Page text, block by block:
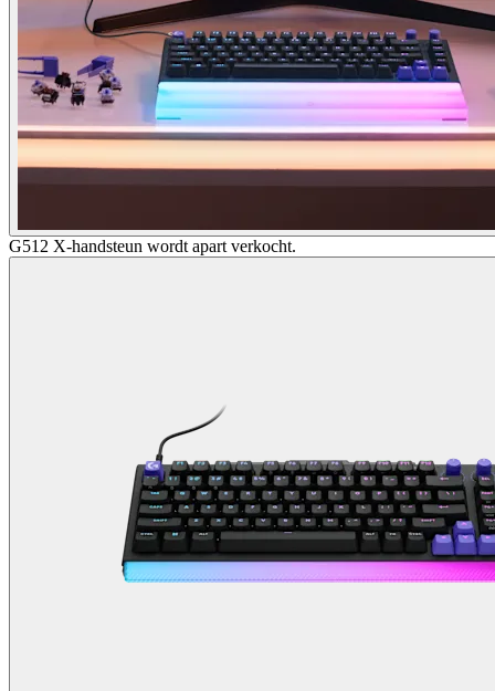
G512 X-handsteun wordt apart verkocht.